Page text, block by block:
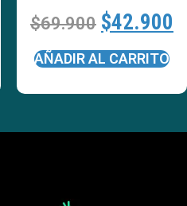
$69.900 $42.900
AÑADIR AL CARRITO